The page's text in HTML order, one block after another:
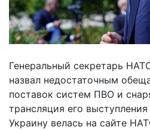
Генеральный секретарь
назвал недостаточным
поставок систем ПВО и
трансляция его
Украину велась на сайте